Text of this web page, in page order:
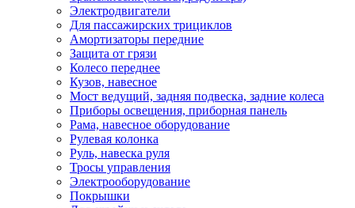
Электродвигатели
Для пассажирских трициклов
Амортизаторы передние
Защита от грязи
Колесо переднее
Кузов, навесное
Мост ведущий, задняя подвеска, задние колеса
Приборы освещения, приборная панель
Рама, навесное оборудование
Рулевая колонка
Руль, навеска руля
Тросы управления
Электрооборудование
Покрышки